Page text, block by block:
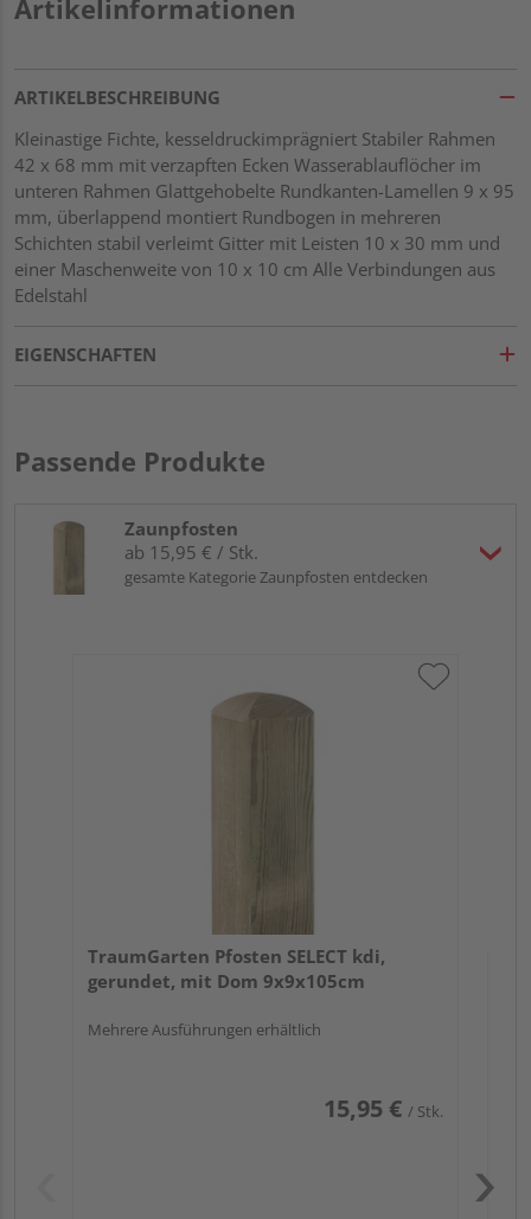
Artikelinformationen
ARTIKELBESCHREIBUNG
Kleinastige Fichte, kesseldruckimprägniert Stabiler Rahmen
42 x 68 mm mit verzapften Ecken Wasserablauflöcher im
unteren Rahmen Glattgehobelte Rundkanten-Lamellen 9 x 95
mm, überlappend montiert Rundbogen in mehreren
Schichten stabil verleimt Gitter mit Leisten 10 x 30 mm und
einer Maschenweite von 10 x 10 cm Alle Verbindungen aus
Edelstahl
EIGENSCHAFTEN
Passende Produkte
Zaunpfosten
ab 15,95 € / Stk.
gesamte Kategorie Zaunpfosten entdecken
TraumGarten Pfosten SELECT kdi,
gerundet, mit Dom 9x9x105cm
Mehrere Ausführungen erhältlich
15,95 € / Stk.